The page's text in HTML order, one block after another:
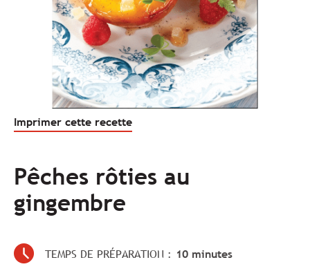
Imprimer cette recette
Pêches rôties au
gingembre
TEMPS DE PRÉPARATION : 10 minutes